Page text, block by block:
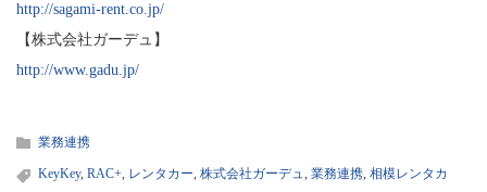
http://sagami-rent.co.jp/
【株式会社ガーデュ】
http://www.gadu.jp/
業務連携
KeyKey, RAC+, レンタカー, 株式会社ガーデュ, 業務連携, 相模レンタカ